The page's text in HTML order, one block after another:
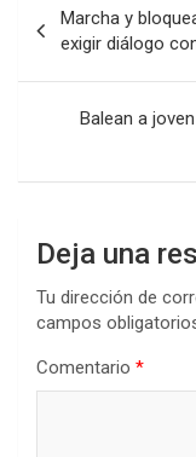
de
entradas
Marcha y
exigir diálogo
Balean a
Deja una
Tu dirección de
campos
Comentario *